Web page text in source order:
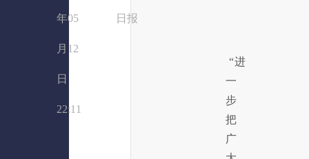
年05
月12
日
22:11
日报
“进
一
步
把
广